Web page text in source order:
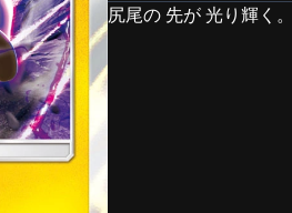
尻尾の 先が 光り輝く